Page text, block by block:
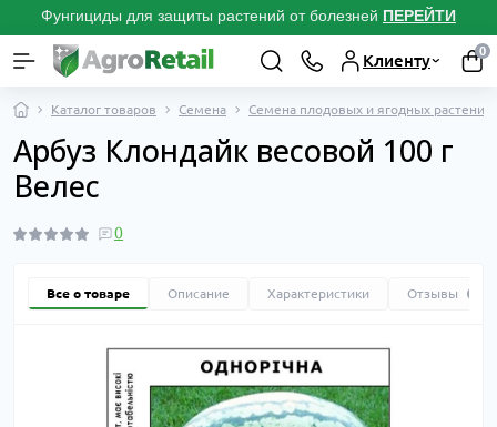
Фунгициды для защиты растений от болезней ПЕРЕЙТИ
Клиенту
0
Каталог товаров Семена Семена плодовых и ягодных растений
Арбуз Клондайк весовой 100 г
Велес
0
Все о товаре Описание Характеристики Отзывы